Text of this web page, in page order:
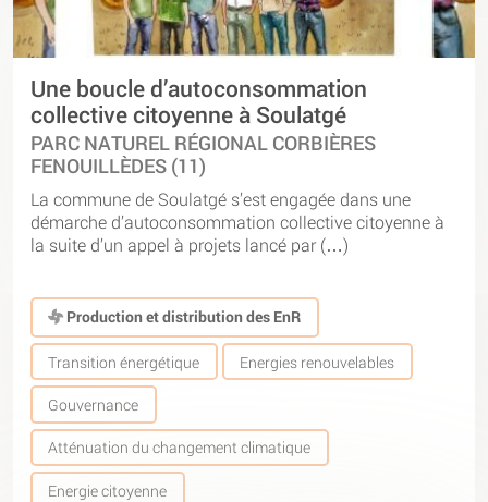
Une boucle d’autoconsommation
collective citoyenne à Soulatgé
PARC NATUREL RÉGIONAL CORBIÈRES
FENOUILLÈDES (11)
La commune de Soulatgé s’est engagée dans une
démarche d’autoconsommation collective citoyenne à
la suite d’un appel à projets lancé par (…)
Production et distribution des EnR
Transition énergétique Energies renouvelables
Gouvernance
Atténuation du changement climatique
Energie citoyenne